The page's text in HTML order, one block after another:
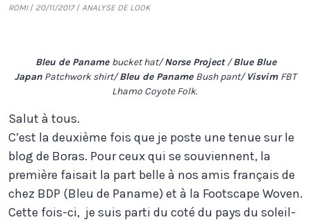
ROMI 20/11/2017 ANALYSE DE LOOK
Bleu de Paname bucket hat/Norse Project/Blue Blue
Japan Patchwork shirt/Bleu de Paname Bush pant/Visvim FBT
Lhamo Coyote Folk.
Salut à tous.
C’est la deuxième fois que je poste une tenue sur le
blog de Boras. Pour ceux qui se souviennent, la
première faisait la part belle à nos amis français de
chez BDP (Bleu de Paname) et à la Footscape Woven.
Cette fois-ci, je suis parti du coté du pays du soleil-